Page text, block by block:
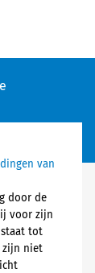
van
door de
voor zijn
tot
zijn niet